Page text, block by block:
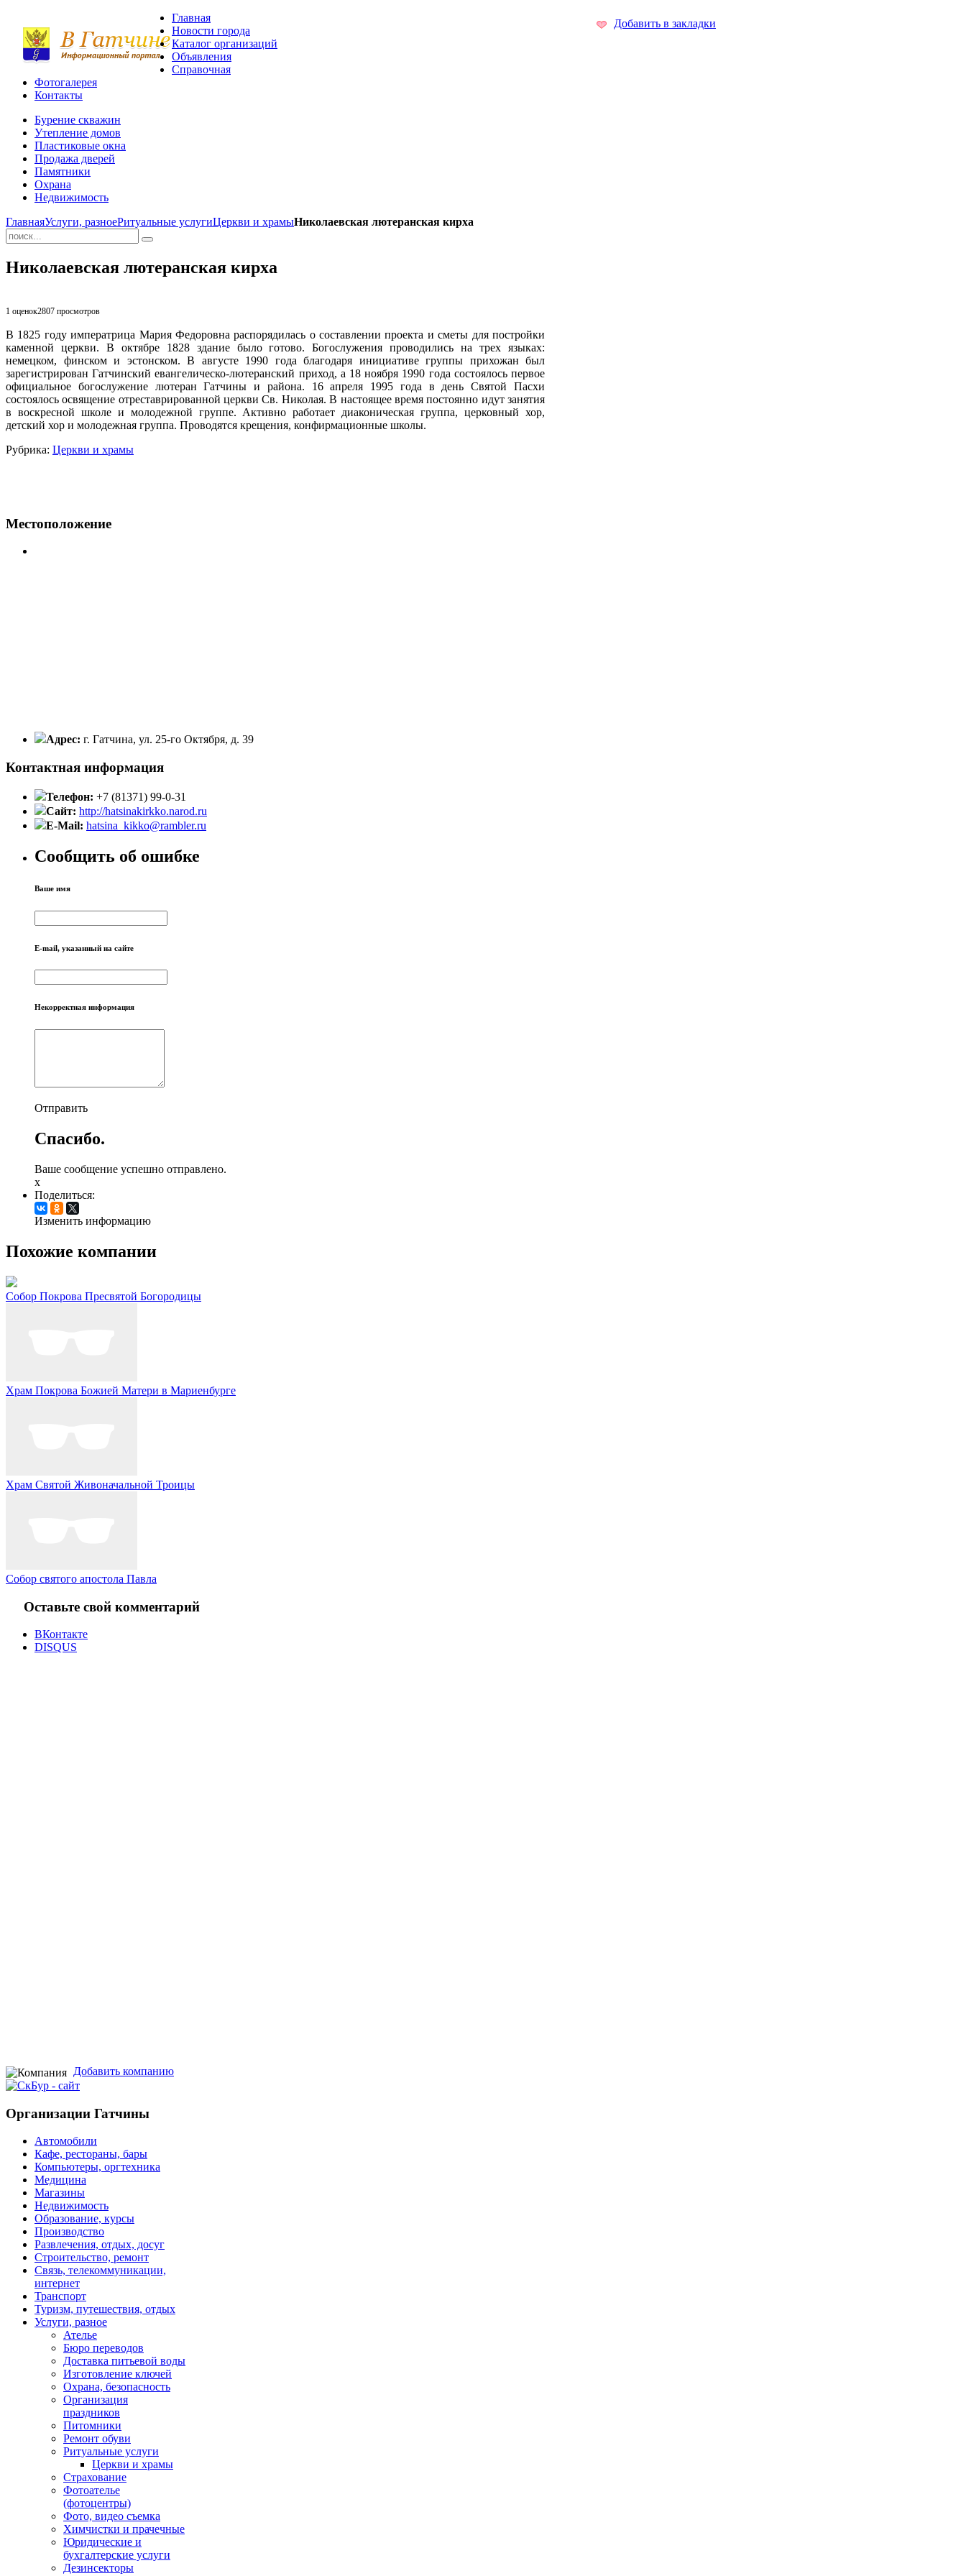
Добавить в закладки
Главная
Новости города
Каталог организаций
Объявления
Справочная
Фотогалерея
Контакты
Бурение скважин
Утепление домов
Пластиковые окна
Продажа дверей
Памятники
Охрана
Недвижимость
ГлавнаяУслуги, разноеРитуальные услугиЦеркви и храмыНиколаевская лютеранская кирха
Николаевская лютеранская кирха
1 оценок2807 просмотров
В 1825 году императрица Мария Федоровна распорядилась о составлении проекта и сметы для постройки
каменной церкви. В октябре 1828 здание было готово. Богослужения проводились на трех языках:
немецком, финском и эстонском. В августе 1990 года благодаря инициативе группы прихожан был
зарегистрирован Гатчинский евангелическо-лютеранский приход, а 18 ноября 1990 года состоялось первое
официальное богослужение лютеран Гатчины и района. 16 апреля 1995 года в день Святой Пасхи
состоялось освящение отреставрированной церкви Св. Николая. В настоящее время постоянно идут занятия
в воскресной школе и молодежной группе. Активно работает диаконическая группа, церковный хор,
детский хор и молодежная группа. Проводятся крещения, конфирмационные школы.
Рубрика: Церкви и храмы
Местоположение
Адрес: г. Гатчина, ул. 25-го Октября, д. 39
Контактная информация
Телефон: +7 (81371) 99-0-31
Сайт: http://hatsinakirkko.narod.ru
E-Mail: hatsina_kikko@rambler.ru
Сообщить об ошибке
Ваше имя
E-mail, указанный на сайте
Некорректная информация
Отправить
Спасибо.
Ваше сообщение успешно отправлено.
x
Поделиться:
Изменить информацию
Похожие компании
Собор Покрова Пресвятой Богородицы
Храм Покрова Божией Матери в Мариенбурге
Храм Святой Живоначальной Троицы
Собор святого апостола Павла
Оставьте свой комментарий
ВКонтакте
DISQUS
Добавить компанию
Организации Гатчины
Автомобили
Кафе, рестораны, бары
Компьютеры, оргтехника
Медицина
Магазины
Недвижимость
Образование, курсы
Производство
Развлечения, отдых, досуг
Строительство, ремонт
Связь, телекоммуникации,
интернет
Транспорт
Туризм, путешествия, отдых
Услуги, разное
Ателье
Бюро переводов
Доставка питьевой воды
Изготовление ключей
Охрана, безопасность
Организация
праздников
Питомники
Ремонт обуви
Ритуальные услуги
Церкви и храмы
Страхование
Фотоателье
(фотоцентры)
Фото, видео съемка
Химчистки и прачечные
Юридические и
бухгалтерские услуги
Дезинсекторы